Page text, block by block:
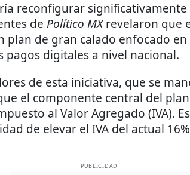
reconfigurar
de Político MXrevelaron que
plan de gran calado enfocado
pagos digitales a nivel nacional.
de esta iniciativa, que se
el componente central del
al Valor Agregado (IVA).
de elevar el IVA del actual
PUBLICIDAD